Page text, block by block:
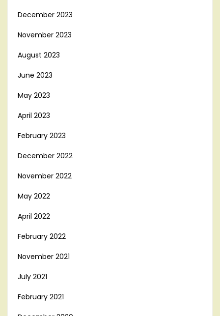
December 2023
November 2023
August 2023
June 2023
May 2023
April 2023
February 2023
December 2022
November 2022
May 2022
April 2022
February 2022
November 2021
July 2021
February 2021